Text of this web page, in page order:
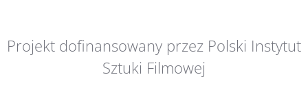
Projekt dofinansowany przez Polski Instytut
Sztuki Filmowej